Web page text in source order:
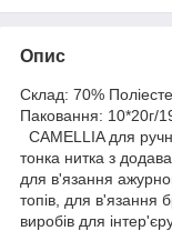
Опис
Склад: 70%
Паковання: 10*20г/
CAMELLIA для
тонка нитка з
для в'язання
топів, для в'язання
виробів для